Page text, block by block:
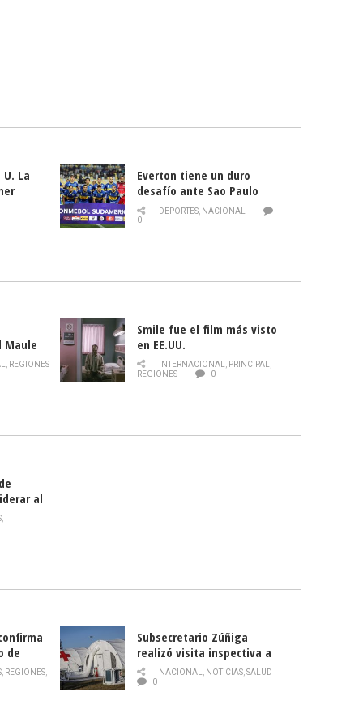
La
Everton tiene un duro
desafío ante Sao Paulo
DEPORTES, NACIONAL
0
Maule
de la
, REGIONES
Smile fue el film más visto
en EE.UU.
INTERNACIONAL, PRINCIPAL,
REGIONES
0
al
,
de
, REGIONES,
Subsecretario Zúñiga
realizó visita inspectiva a
Hospital Modular Sótero del
Río
NACIONAL, NOTICIAS,SALUD
0